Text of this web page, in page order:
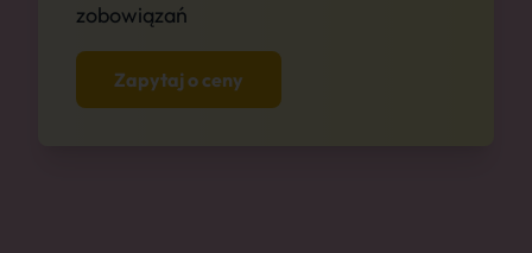
zobowiązań
Zapytaj o ceny